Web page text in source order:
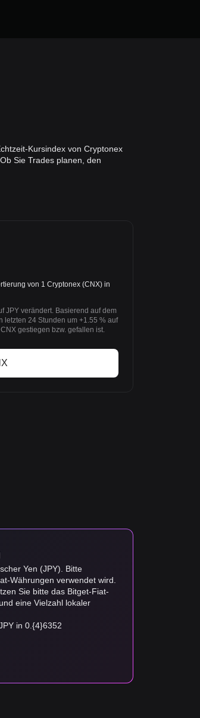
Kursindex von Cryptonex
Sie Trades planen, den
von 1 Cryptonex (CNX) in
JPY verändert. Basierend auf dem
letzten 24 Stunden um +1.55 % auf
gestiegen bzw. gefallen ist.
Yen (JPY). Bitte
Währungen verwendet wird.
Sie bitte das Bitget-Fiat-
eine Vielzahl lokaler
in 0.{4}6352